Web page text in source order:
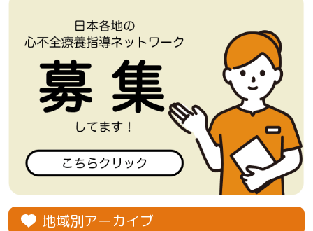
地域別アーカイブ